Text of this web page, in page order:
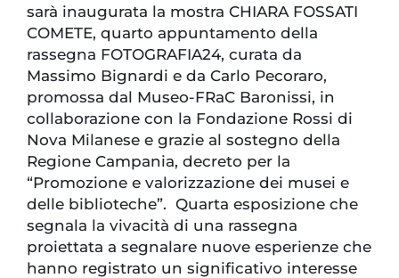
sarà inaugurata la mostra CHIARA FOSSATI
COMETE, quarto appuntamento della
rassegna FOTOGRAFIA24, curata da
Massimo Bignardi e da Carlo Pecoraro,
promossa dal Museo-FRaC Baronissi, in
collaborazione con la Fondazione Rossi di
Nova Milanese e grazie al sostegno della
Regione Campania, decreto per la
“Promozione e valorizzazione dei musei e
delle biblioteche”. Quarta esposizione che
segnala la vivacità di una rassegna
proiettata a segnalare nuove esperienze che
hanno registrato un significativo interesse